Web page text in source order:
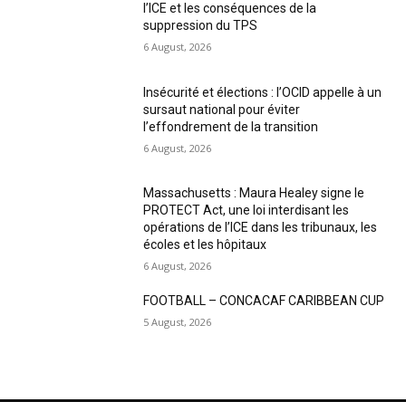
l’ICE et les conséquences de la
suppression du TPS
6 August, 2026
Insécurité et élections : l’OCID appelle à un
sursaut national pour éviter
l’effondrement de la transition
6 August, 2026
Massachusetts : Maura Healey signe le
PROTECT Act, une loi interdisant les
opérations de l’ICE dans les tribunaux, les
écoles et les hôpitaux
6 August, 2026
FOOTBALL – CONCACAF CARIBBEAN CUP
5 August, 2026